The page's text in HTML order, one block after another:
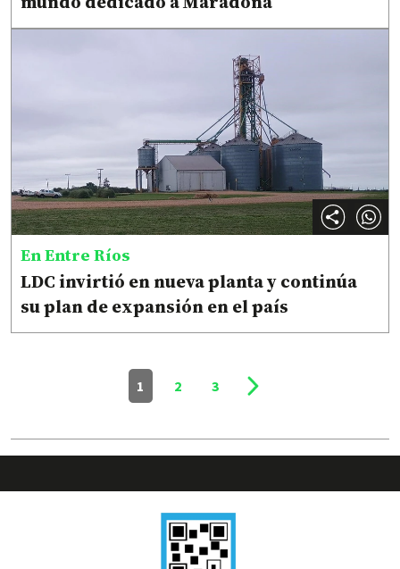
En Entre Ríos
LDC invirtió en nueva planta y continúa
su plan de expansión en el país
1 2 3